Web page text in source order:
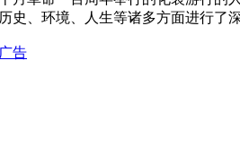
、环境、人生等诸多方面进行了